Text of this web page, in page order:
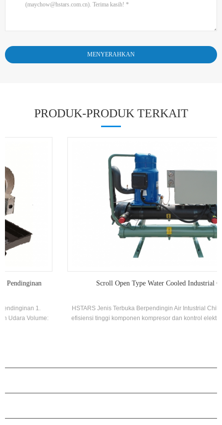
PRODUK-PRODUK TERKAIT
Scroll Open Type Water Cooled Industrial Chiller
HSTARS Jenis Terbuka Berpendingin Air Intustrial Chiller mengadopsi
efisiensi tinggi komponen kompresor dan kontrol elektronik, dilengkapi